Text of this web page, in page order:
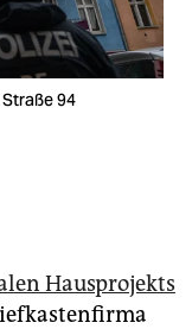
94
Hausprojekts